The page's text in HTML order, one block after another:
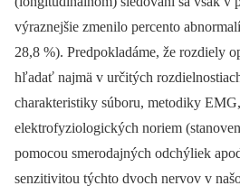
výraznejšie zmenilo percento
28,8 %). Predpokladáme, že rozdiely
hľadať najmä v určitých
charakteristiky súboru, metodiky
elektrofyziologických noriem
pomocou smerodajných odchýliek
senzitivitou týchto dvoch nervov v